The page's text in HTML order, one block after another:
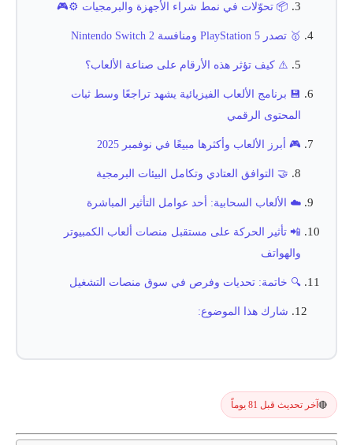
📦 تحوّلات في نمط شراء الأجهزة والبرمجيات ⚙️🎮
🥇 تصدر PlayStation 5 ومنافسة Nintendo Switch 2
⚠️ كيف تؤثر هذه الأرقام على صناعة الألعاب؟
💾 برنامج الألعاب الفيزيائية يشهد تراجعًا وسط ثبات
المحتوى الرقمي
🎮 أبرز الألعاب وأكثرها مبيعًا في نوفمبر 2025
🤝 التوافق العتادي وتكامل البيئات البرمجية
☁️ الألعاب السحابية: أحد عوامل التأثير المباشرة
📲 تأثير الحركة على مستقبل منصات ألعاب الكمبيوتر
والهواتف
🔍 خاتمة: تحديات وفرص في سوق منصات التشغيل
شارك هذا الموضوع:
🔴 آخر تحديث قبل 81 يوماً